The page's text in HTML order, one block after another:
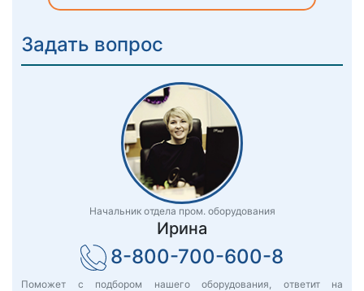
Задать вопрос
Начальник отдела пром. оборудования
Ирина
8-800-700-600-8
Поможет с подбором нашего оборудования, ответит на